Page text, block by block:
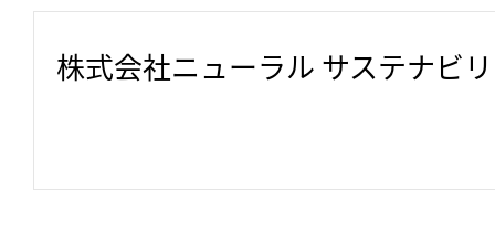
株式会社ニューラル サステナビ